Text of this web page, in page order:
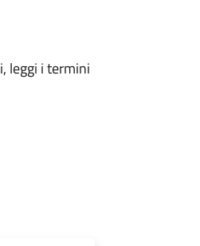
leggi i termini